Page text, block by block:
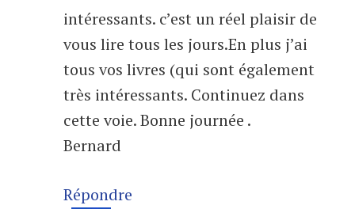
intéressants. c’est un réel plaisir de
vous lire tous les jours.En plus j’ai
tous vos livres (qui sont également
très intéressants. Continuez dans
cette voie. Bonne journée .
Bernard
Répondre